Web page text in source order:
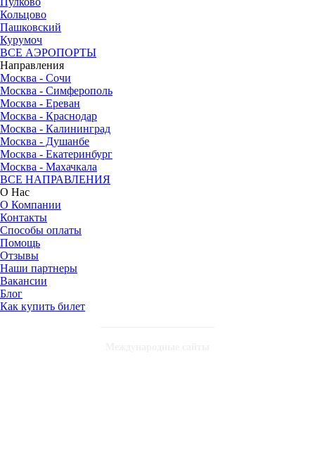
Кольцово
Пашковский
Курумоч
ВСЕ АЭРОПОРТЫ
Направления
Москва - Сочи
Москва - Симферополь
Москва - Ереван
Москва - Краснодар
Москва - Калининград
Москва - Душанбе
Москва - Екатеринбург
Москва - Махачкала
ВСЕ НАПРАВЛЕНИЯ
О Нас
О Компании
Контакты
Способы оплаты
Помощь
Отзывы
Наши партнеры
Вакансии
Блог
Как купить билет